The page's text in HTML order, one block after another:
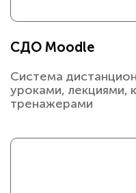
СДО Moodle
Система
уроками, лекциями,
тренажерами